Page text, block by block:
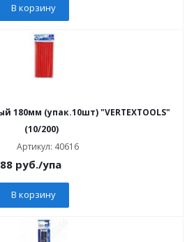
В корзину
180мм (упак.10шт) "VERTEXTOOLS"
(10/200)
Артикул: 40616
88 руб./упа
В корзину